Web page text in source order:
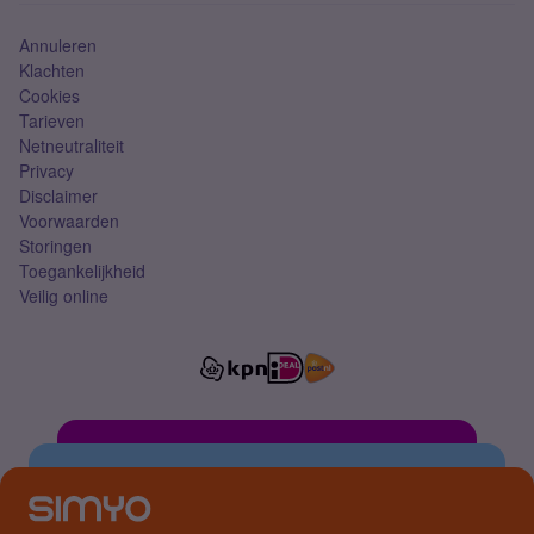
Annuleren
Klachten
Cookies
Tarieven
Netneutraliteit
Privacy
Disclaimer
Voorwaarden
Storingen
Toegankelijkheid
Veilig online